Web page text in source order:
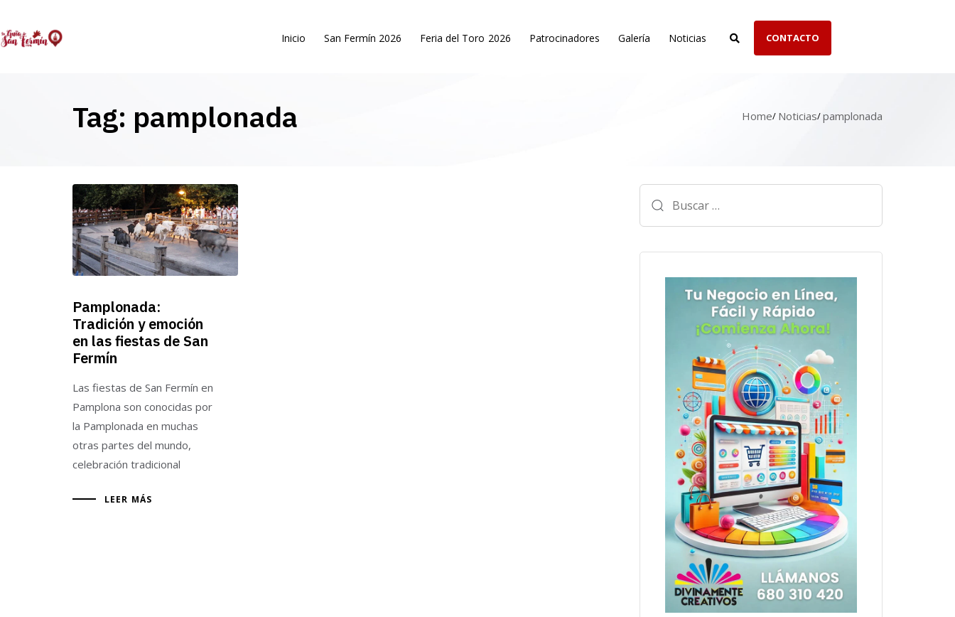
Inicio San Fermín 2026 Feria del Toro 2026 Patrocinadores Galería Noticias CONTACTO
Tag: pamplonada Home Noticias pamplonada
Pamplonada:
Tradición y emoción
en las fiestas de San
Fermín
Las fiestas de San Fermín en
Pamplona son conocidas por
la Pamplonada en muchas
otras partes del mundo,
celebración tradicional
LEER MÁS